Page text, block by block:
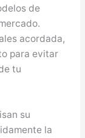
de
acordada,
para evitar
tu
su
la